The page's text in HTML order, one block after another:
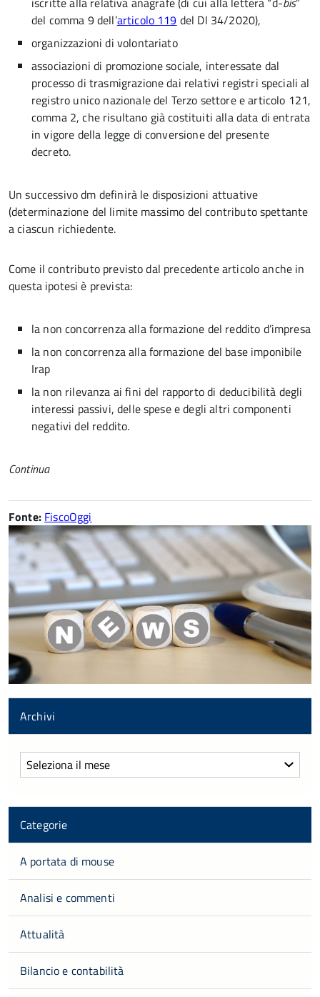
del comma 9 dell’articolo 119 del Dl 34/2020),
organizzazioni di volontariato
associazioni di promozione sociale, interessate dal
processo di trasmigrazione dai relativi registri speciali al
registro unico nazionale del Terzo settore e articolo 121,
comma 2, che risultano già costituiti alla data di entrata
in vigore della legge di conversione del presente
decreto.
Un successivo dm definirà le disposizioni attuative
(determinazione del limite massimo del contributo spettante
a ciascun richiedente.
Come il contributo previsto dal precedente articolo anche in
questa ipotesi è prevista:
la non concorrenza alla formazione del reddito d’impresa
la non concorrenza alla formazione del base imponibile
Irap
la non rilevanza ai fini del rapporto di deducibilità degli
interessi passivi, delle spese e degli altri componenti
negativi del reddito.
Continua
Fonte: FiscoOggi
Archivi
Archivi
Categorie
A portata di mouse
Analisi e commenti
Attualità
Bilancio e contabilità